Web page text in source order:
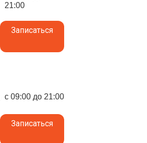
21:00
Записаться
с 09:00 до 21:00
Записаться